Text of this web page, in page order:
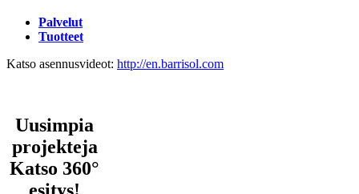
Palvelut
Tuotteet
Katso asennusvideot: http://en.barrisol.com
Uusimpia
projekteja
Katso 360°
esitys!